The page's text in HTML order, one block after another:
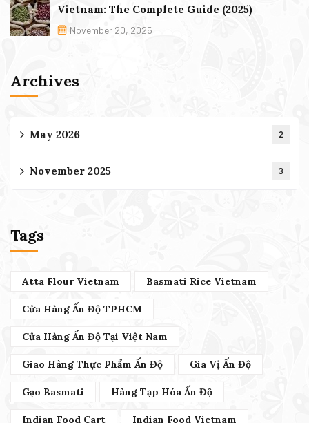
Vietnam: The Complete Guide (2025)
November 20, 2025
Archives
May 2026 2
November 2025 3
Tags
Atta Flour Vietnam Basmati Rice Vietnam
Cửa Hàng Ấn Độ TPHCM
Cửa Hàng Ấn Độ Tại Việt Nam
Giao Hàng Thực Phẩm Ấn Độ Gia Vị Ấn Độ
Gạo Basmati Hàng Tạp Hóa Ấn Độ
Indian Food Cart Indian Food Vietnam